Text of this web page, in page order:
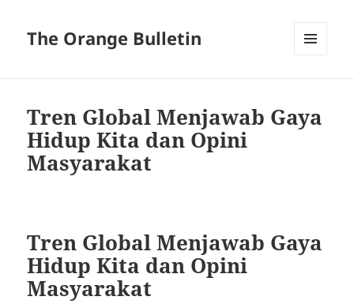
The Orange Bulletin
Tren Global Menjawab Gaya
Hidup Kita dan Opini
Masyarakat
Tren Global Menjawab Gaya
Hidup Kita dan Opini
Masyarakat